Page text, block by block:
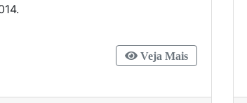
050/2014.
Veja Mais